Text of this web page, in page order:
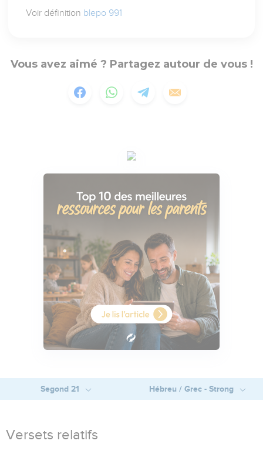
Voir définition blepo 991
Vous avez aimé ? Partagez autour de vous !
Segond 21 Hébreu / Grec - Strong
Versets relatifs